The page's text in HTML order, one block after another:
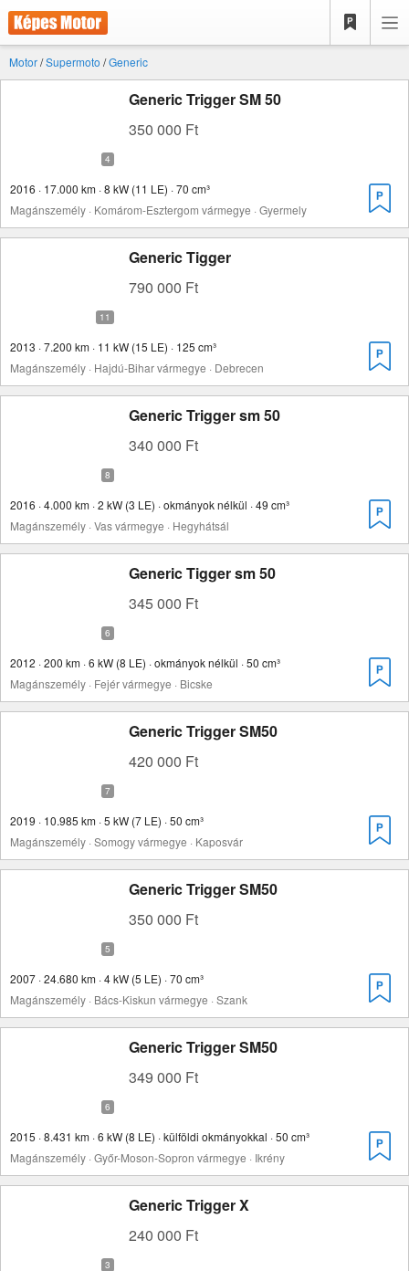
Motor/Supermoto /Generic
Generic Trigger SM 50
350 000 Ft
2016 · 17.000 km · 8 kW (11 LE) · 70 cm³
Magánszemély · Komárom-Esztergom vármegye · Gyermely
Generic Tigger
790 000 Ft
2013 · 7.200 km · 11 kW (15 LE) · 125 cm³
Magánszemély · Hajdú-Bihar vármegye · Debrecen
Generic Trigger sm 50
340 000 Ft
2016 · 4.000 km · 2 kW (3 LE) · okmányok nélkül · 49 cm³
Magánszemély · Vas vármegye · Hegyhátsál
Generic Tigger sm 50
345 000 Ft
2012 · 200 km · 6 kW (8 LE) · okmányok nélkül · 50 cm³
Magánszemély · Fejér vármegye · Bicske
Generic Trigger SM50
420 000 Ft
2019 · 10.985 km · 5 kW (7 LE) · 50 cm³
Magánszemély · Somogy vármegye · Kaposvár
Generic Trigger SM50
350 000 Ft
2007 · 24.680 km · 4 kW (5 LE) · 70 cm³
Magánszemély · Bács-Kiskun vármegye · Szank
Generic Trigger SM50
349 000 Ft
2015 · 8.431 km · 6 kW (8 LE) · külföldi okmányokkal · 50 cm³
Magánszemély · Győr-Moson-Sopron vármegye · Ikrény
Generic Trigger X
240 000 Ft